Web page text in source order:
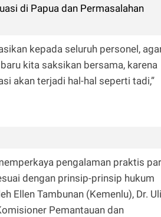
di Papua dan Permasalahan
kepada seluruh personel,
kita saksikan bersama, karena
akan terjadi hal-hal seperti tadi,”
pengalaman praktis
dengan prinsip-prinsip hukum
Ellen Tambunan (Kemenlu), Dr. Uli
Pemantauan dan